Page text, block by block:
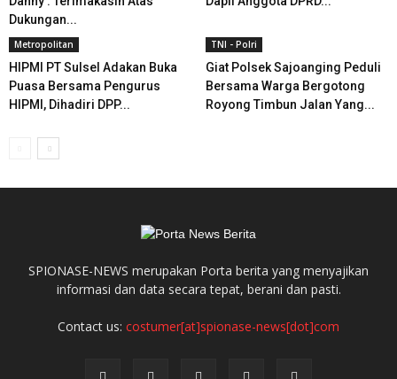
Dukungan...
Metropolitan
HIPMI PT Sulsel Adakan Buka
Puasa Bersama Pengurus
HIPMI, Dihadiri DPP...
TNI - Polri
Giat Polsek Sajoanging Peduli
Bersama Warga Bergotong
Royong Timbun Jalan Yang...
SPIONASE-NEWS merupakan Porta berita yang menyajikan
informasi dan data secara tepat, berani dan pasti.
Contact us: costumer[at]spionase-news[dot]com